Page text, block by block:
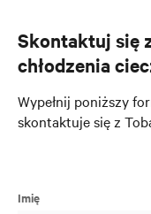
Skontaktuj się
chłodzenia
Wypełnij poniższy
skontaktuje się z
Imię